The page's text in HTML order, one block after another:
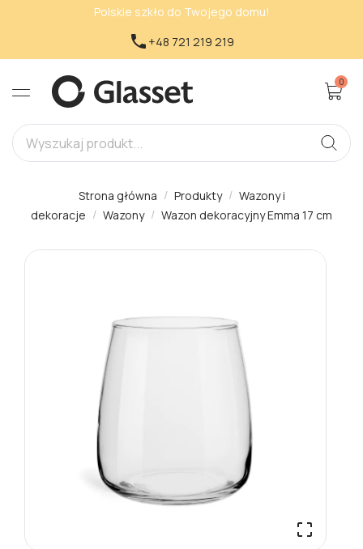
Polskie szkło do Twojego domu!
 +48 721 219 219
0
Strona główna Produkty
Wazony i
dekoracje
Wazony Wazon dekoracyjny Emma 17 cm
